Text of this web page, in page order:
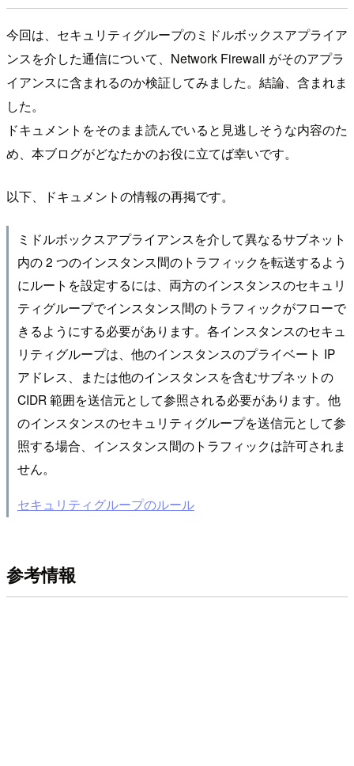
今回は、セキュリティグループのミドルボックスアプライア
ンスを介した通信について、Network Firewall がそのアプラ
イアンスに含まれるのか検証してみました。結論、含まれま
した。
ドキュメントをそのまま読んでいると見逃しそうな内容のた
め、本ブログがどなたかのお役に立てば幸いです。
以下、ドキュメントの情報の再掲です。
ミドルボックスアプライアンスを介して異なるサブネット
内の 2 つのインスタンス間のトラフィックを転送するよう
にルートを設定するには、両方のインスタンスのセキュリ
ティグループでインスタンス間のトラフィックがフローで
きるようにする必要があります。各インスタンスのセキュ
リティグループは、他のインスタンスのプライベート IP
アドレス、または他のインスタンスを含むサブネットの
CIDR 範囲を送信元として参照される必要があります。他
のインスタンスのセキュリティグループを送信元として参
照する場合、インスタンス間のトラフィックは許可されま
せん。
セキュリティグループのルール
参考情報